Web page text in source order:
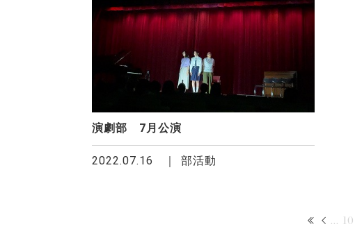
演劇部 7月公演
2022.07.16 部活動
... 10